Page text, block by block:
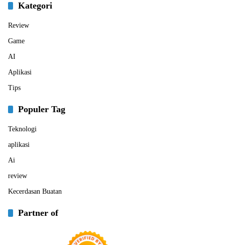
Kategori
Review
Game
AI
Aplikasi
Tips
Populer Tag
Teknologi
aplikasi
Ai
review
Kecerdasan Buatan
Partner of